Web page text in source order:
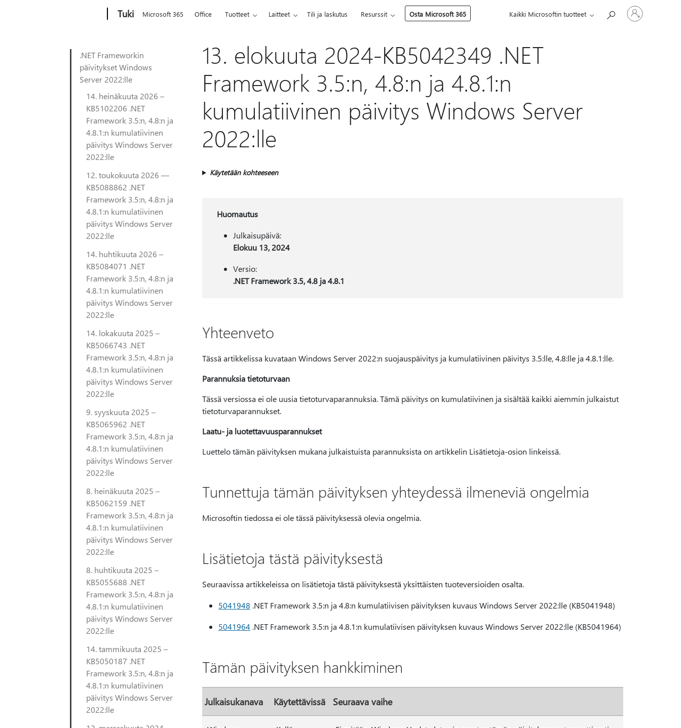
Tuki Microsoft 365 Office Tuotteet Laitteet Tili ja laskutus Resurssit Osta Microsoft 365 Kaikki Microsoftin tuotteet
Kirjaudu
sisään
tilille
.NET Frameworkin
päivitykset Windows
Server 2022:lle
14. heinäkuuta 2026 –
KB5102206 .NET
Framework 3.5:n, 4.8:n ja
4.8.1:n kumulatiivinen
päivitys Windows Server
2022:lle
12. toukokuuta 2026 —
KB5088862 .NET
Framework 3.5:n, 4.8:n ja
4.8.1:n kumulatiivinen
päivitys Windows Server
2022:lle
14. huhtikuuta 2026 –
KB5084071 .NET
Framework 3.5:n, 4.8:n ja
4.8.1:n kumulatiivinen
päivitys Windows Server
2022:lle
14. lokakuuta 2025 –
KB5066743 .NET
Framework 3.5:n, 4.8:n ja
4.8.1:n kumulatiivinen
päivitys Windows Server
2022:lle
9. syyskuuta 2025 –
KB5065962 .NET
Framework 3.5:n, 4.8:n ja
4.8.1:n kumulatiivinen
päivitys Windows Server
2022:lle
8. heinäkuuta 2025 –
KB5062159 .NET
Framework 3.5:n, 4.8:n ja
4.8.1:n kumulatiivinen
päivitys Windows Server
2022:lle
8. huhtikuuta 2025 –
KB5055688 .NET
Framework 3.5:n, 4.8:n ja
4.8.1:n kumulatiivinen
päivitys Windows Server
2022:lle
14. tammikuuta 2025 –
KB5050187 .NET
Framework 3.5:n, 4.8:n ja
4.8.1:n kumulatiivinen
päivitys Windows Server
2022:lle
13. elokuuta 2024-KB5042349 .NET
Framework 3.5:n, 4.8:n ja 4.8.1:n
kumulatiivinen päivitys Windows Server
2022:lle
Käytetään kohteeseen
Huomautus
Julkaisupäivä:
Elokuu 13, 2024
Versio:
.NET Framework 3.5, 4.8 ja 4.8.1
Yhteenveto
Tässä artikkelissa kuvataan Windows Server 2022:n suojauspäivitys ja kumulatiivinen päivitys 3.5:lle, 4.8:lle ja 4.8.1:lle.
Parannuksia tietoturvaan
Tässä versiossa ei ole uusia tietoturvaparannuksia. Tämä päivitys on kumulatiivinen ja sisältää kaikki aiemmin julkaistut
tietoturvaparannukset.
Laatu- ja luotettavuusparannukset
Luettelo tämän päivityksen mukana julkaistuista parannuksista on artikkelin Lisätietoja-osion linkeissä.
Tunnettuja tämän päivityksen yhteydessä ilmeneviä ongelmia
Microsoftin tiedossa ei ole tässä päivityksessä olevia ongelmia.
Lisätietoja tästä päivityksestä
Seuraavissa artikkeleissa on lisätietoja tästä päivityksestä yksittäisten tuoteversioiden osalta.
5041948 .NET Framework 3.5:n ja 4.8:n kumulatiivisen päivityksen kuvaus Windows Server 2022:lle (KB5041948)
5041964 .NET Framework 3.5:n ja 4.8.1:n kumulatiivisen päivityksen kuvaus Windows Server 2022:lle (KB5041964)
Tämän päivityksen hankkiminen
Julkaisukanava Käytettävissä Seuraava vaihe